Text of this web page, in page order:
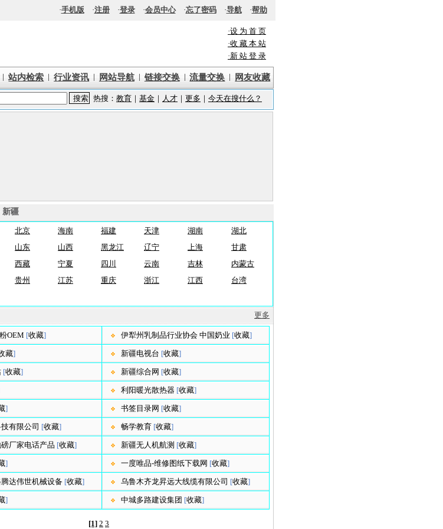
·手机版 ·注册·登录·会员中心·忘了密码·导航·帮助
·设 为 首 页
·收 藏 本 站
·新 站 登 录
| 站内检索 | 行业资讯 | 网站导航 | 链接交换 | 流量交换 | 网友收藏
新疆
北京 海南 福建 天津 湖南
湖北
山东 山西 黑龙江 辽宁 上海
甘肃
西藏 宁夏 四川 云南 吉林
内蒙古
贵州 江苏 重庆 浙江 江西
台湾
更多
OEM [收藏] 伊犁州乳制品行业协会 中国奶业 [收藏]
藏] 新疆电视台 [收藏]
[收藏] 新疆综合网 [收藏]
利阳暖光散热器 [收藏]
] 书签目录网 [收藏]
有限公司 [收藏] 畅学教育 [收藏]
厂家电话产品 [收藏] 新疆无人机航测 [收藏]
] 一度唯品-维修图纸下载网 [收藏]
达伟世机械设备 [收藏] 乌鲁木齐龙昇远大线缆有限公司 [收藏]
] 中城多路建设集团 [收藏]
[1] 2 3